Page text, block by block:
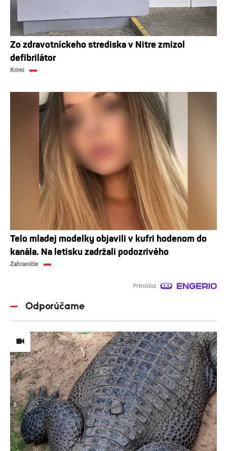
Zo zdravotníckeho strediska v Nitre zmizol
defibrilátor
Krimi
Telo mladej modelky objavili v kufri hodenom do
kanála. Na letisku zadržali podozrivého
Zahraničie
Odporúčame